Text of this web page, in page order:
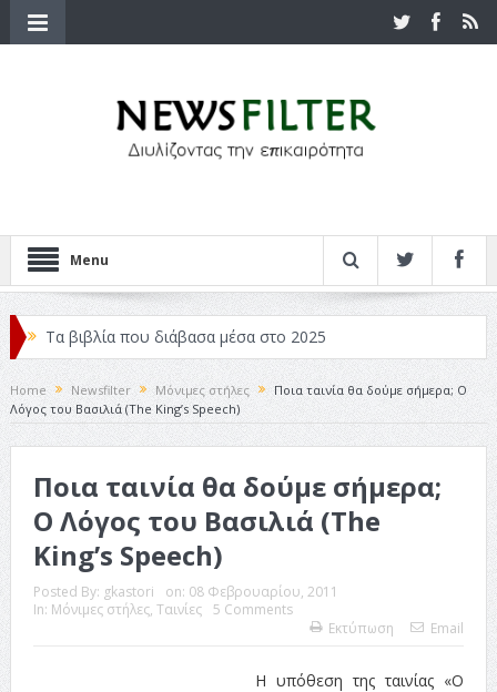
Menu
Τα βιβλία που διάβασα μέσα στο 2025
Κριτικές ταινιών: Ο Ντι Κάπριο και ο Λάνθιμος
Σχεδιασμός που «Μιλάει» Χωρίς Λέξεις
Το Top 5 της εβδομάδας #517
Το νουάρ στον ελληνικό κινηματογράφο
Η Φροντίδα Έχει Πολλές Μορφές: Κι Όλες Σε Αφορούν
Τρία Βήματα Μπροστά για Σένα και την Επιχείρησή σου
Home Newsfilter Μόνιμες στήλες
Ποια ταινία θα δούμε σήμερα; Ο
Λόγος του Βασιλιά (The King’s Speech)
Ποια ταινία θα δούμε σήμερα;
Ο Λόγος του Βασιλιά (The
King’s Speech)
Posted By: gkastori on: 08 Φεβρουαρίου, 2011
In: Μόνιμες στήλες, Ταινίες
5 Comments
Εκτύπωση
Email
Η υπόθεση της ταινίας «Ο